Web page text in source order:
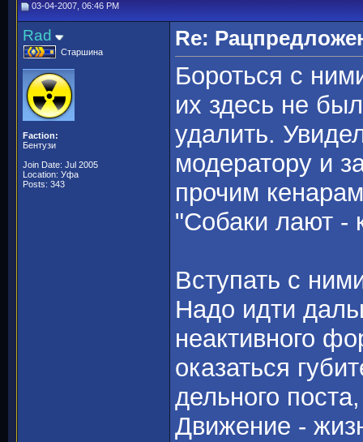
03-04-2007, 06:46 PM
Rad
Старшина
Faction:
Бентузи
Join Date: Jul 2005
Location: Уфа
Posts: 343
Re:
Бороться с
их здесь не
удалить.
модератору и
прочим
"Собаки лают -
Вступать с
Надо идти
неактивного
оказаться
дельного
Движение -